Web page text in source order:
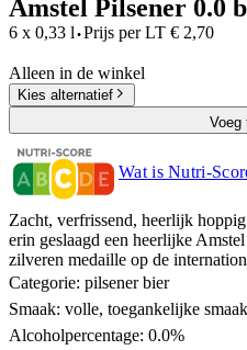
Amstel Pilsener 0.0
6 x 0,33 l·Prijs per LT € 2,70
Alleen in de winkel
Kies alternatief
Voeg
Wat is Nutri-
Zacht, verfrissend, heerlijk
erin geslaagd een heerlijke
zilveren medaille op de
Categorie: pilsener bier
Smaak: volle, toegankelijke smaak
Alcoholpercentage: 0.0%